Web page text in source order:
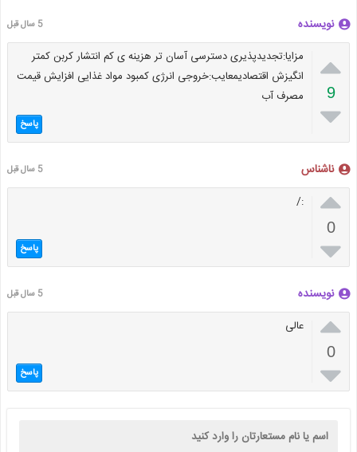
نویسنده 5 سال قبل

9

مزایا:تجدیدپذیری دسترسی آسان تر هزینه ی کم انتشار کربن کمتر
انگیزش اقتصادیمعایب:خروجی انرژی کمبود مواد غذایی افزایش قیمت
مصرف آب
پاسخ
ناشناس 5 سال قبل

0

:/
پاسخ
نویسنده 5 سال قبل

0

عالی
پاسخ